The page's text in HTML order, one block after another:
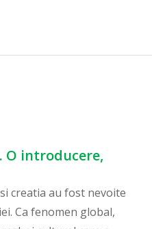
O introducere,
creatia au fost nevoite
Ca fenomen global,